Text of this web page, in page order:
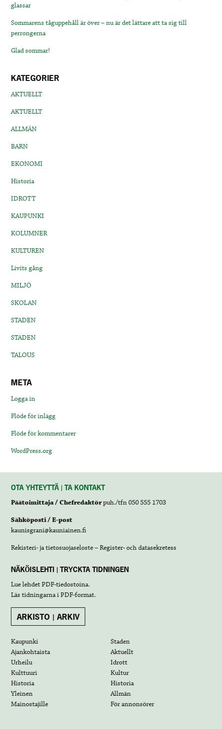
glassar
Sommarens tåguppehåll är över – nu är det lättare att ta sig till
perrongerna
Glad sommar!
KATEGORIER
AKTUELLT
AKTUELLT
ALLMÄN
BARN
EKONOMI
Historia
IDROTT
KAUPUNKI
KOLUMNER
KULTUREN
Livits gång
MILJÖ
SKOLAN
STADEN
STADEN
TALOUS
META
Logga in
Flöde för inlägg
Flöde för kommentarer
WordPress.org
OTA YHTEYTTÄ | TA KONTAKT
Päätoimittaja / Chefredaktörpuh./tfn 050 555 1703
Sähköposti / E-post
kaunisgrani@kauniainen.fi
Rekisteri- ja tietosuojaseloste – Register- och datasekretess
NÄKÖISLEHTI | TRYCKTA TIDNINGEN
Lue lehdetPDF-tiedostoina.
Läs tidningarna iPDF-format.
ARKISTO | ARKIV
Kaupunki
Staden
Ajankohtaista
Aktuellt
Urheilu
Idrott
Kulttuuri
Kultur
Historia
Historia
Yleinen
Allmän
Mainostajille
För annonsörer